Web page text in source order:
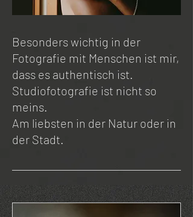
Besonders wichtig in der
Fotografie mit Menschen ist mir,
dass es authentisch ist.
Studiofotografie ist nicht so
meins.
Am liebsten in der Natur oder in
der Stadt.